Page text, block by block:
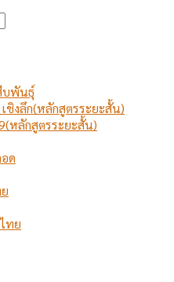
บพันธุ์
ชิงลึก(หลักสูตรระยะสั้น)
หลักสูตรระยะสั้น)
ด
ทย